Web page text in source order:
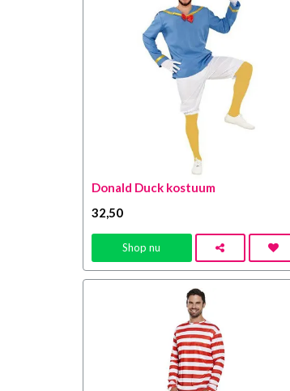
Donald Duck kostuum
32,50
Shop nu